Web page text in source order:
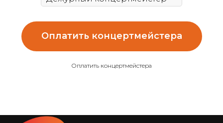
Оплатить концертмейстера
Оплатить концертмейстера